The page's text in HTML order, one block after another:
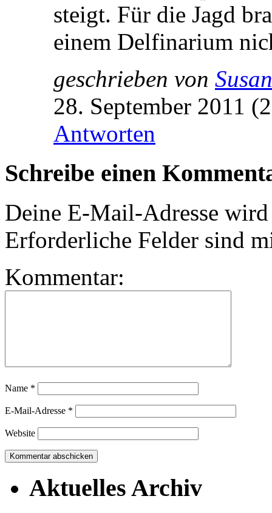
steigt. Für die Jagd
einem Delfinarium
geschrieben von
28. September 2011
Antworten
Schreibe einen
Deine E-Mail-Adresse
Erforderliche Felder sind
Kommentar:
Name *
E-Mail-Adresse *
Website
Aktuelles Archiv